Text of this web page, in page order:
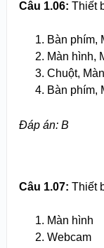
Câu 1.06: Thiết
Bàn phím,
Màn hình,
Chuột,
Bàn phím,
Đáp án: B
Câu 1.07: Thiết
Màn hình
Webcam